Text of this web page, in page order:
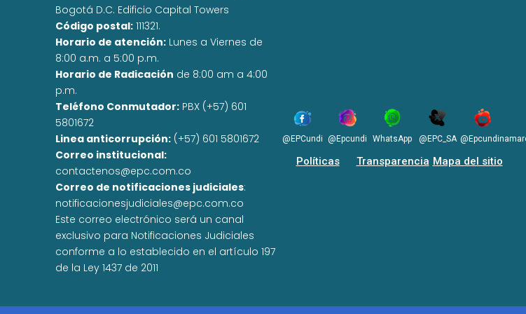
Bogotá D.C. Edificio Capital Towers
Código postal: 111321.
Horario de atención: Lunes a Viernes de
8:00 a.m. a 5:00 p.m.
Horario de Radicación de 8:00 am a 4:00
p.m.
Teléfono Conmutador: PBX (+57) 601
5801672
Linea anticorrupción: (+57) 601 5801672
Correo institucional:
contactenos@epc.com.co
Correo de notificaciones judiciales:
notificacionesjudiciales@epc.com.co
Este correo electrónico será un canal
exclusivo para Notificaciones Judiciales
conforme a lo establecido en el artículo 197
de la Ley 1437 de 2011
@EPCundi @Epcundi WhatsApp @EPC_SA
Políticas Transparencia Mapa del sitio